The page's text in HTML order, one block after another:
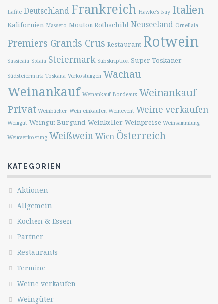
Lafite Deutschland Frankreich Hawke's Bay Italien
Kalifornien Masseto Mouton Rothschild Neuseeland Ornellaia
Premiers Grands Crus Restaurant Rotwein
Sassicaia Solaia Steiermark Subskription Super Toskaner
Südsteiermark Toskana Verkostungen Wachau
Weinankauf Weinankauf Bordeaux Weinankauf
Privat Weinbücher Wein einkaufen Weinevent Weine verkaufen
Weingut Weingut Burgund Weinkeller Weinpreise Weinsammlung
Weinverkostung WeißweinWien Österreich
KATEGORIEN
Aktionen
Allgemein
Kochen & Essen
Partner
Restaurants
Termine
Weine verkaufen
Weingüter